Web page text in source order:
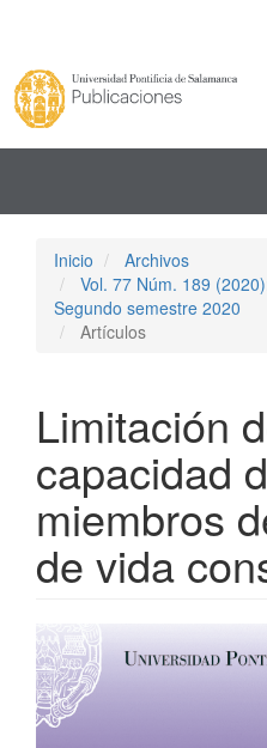
principal
Barra
lateral
Inicio
Archivos
Vol. 77 Núm. 189
Segundo semestre 2020
Artículos
Limitación
capacidad
miembros
de vida
Barra
lateral
del